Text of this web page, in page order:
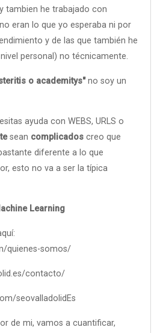
tambien he trabajado con
eran lo que yo esperaba ni por
y de las que también he
personal) no técnicamente.
o academitys"no soy un
ayuda con WEBS, URLS o
sean complicados creo que
diferente a lo que
esto no va a ser la típica
Learning
quienes-somos/
contacto/
seovalladolidEs
de mi, vamos a cuantificar,